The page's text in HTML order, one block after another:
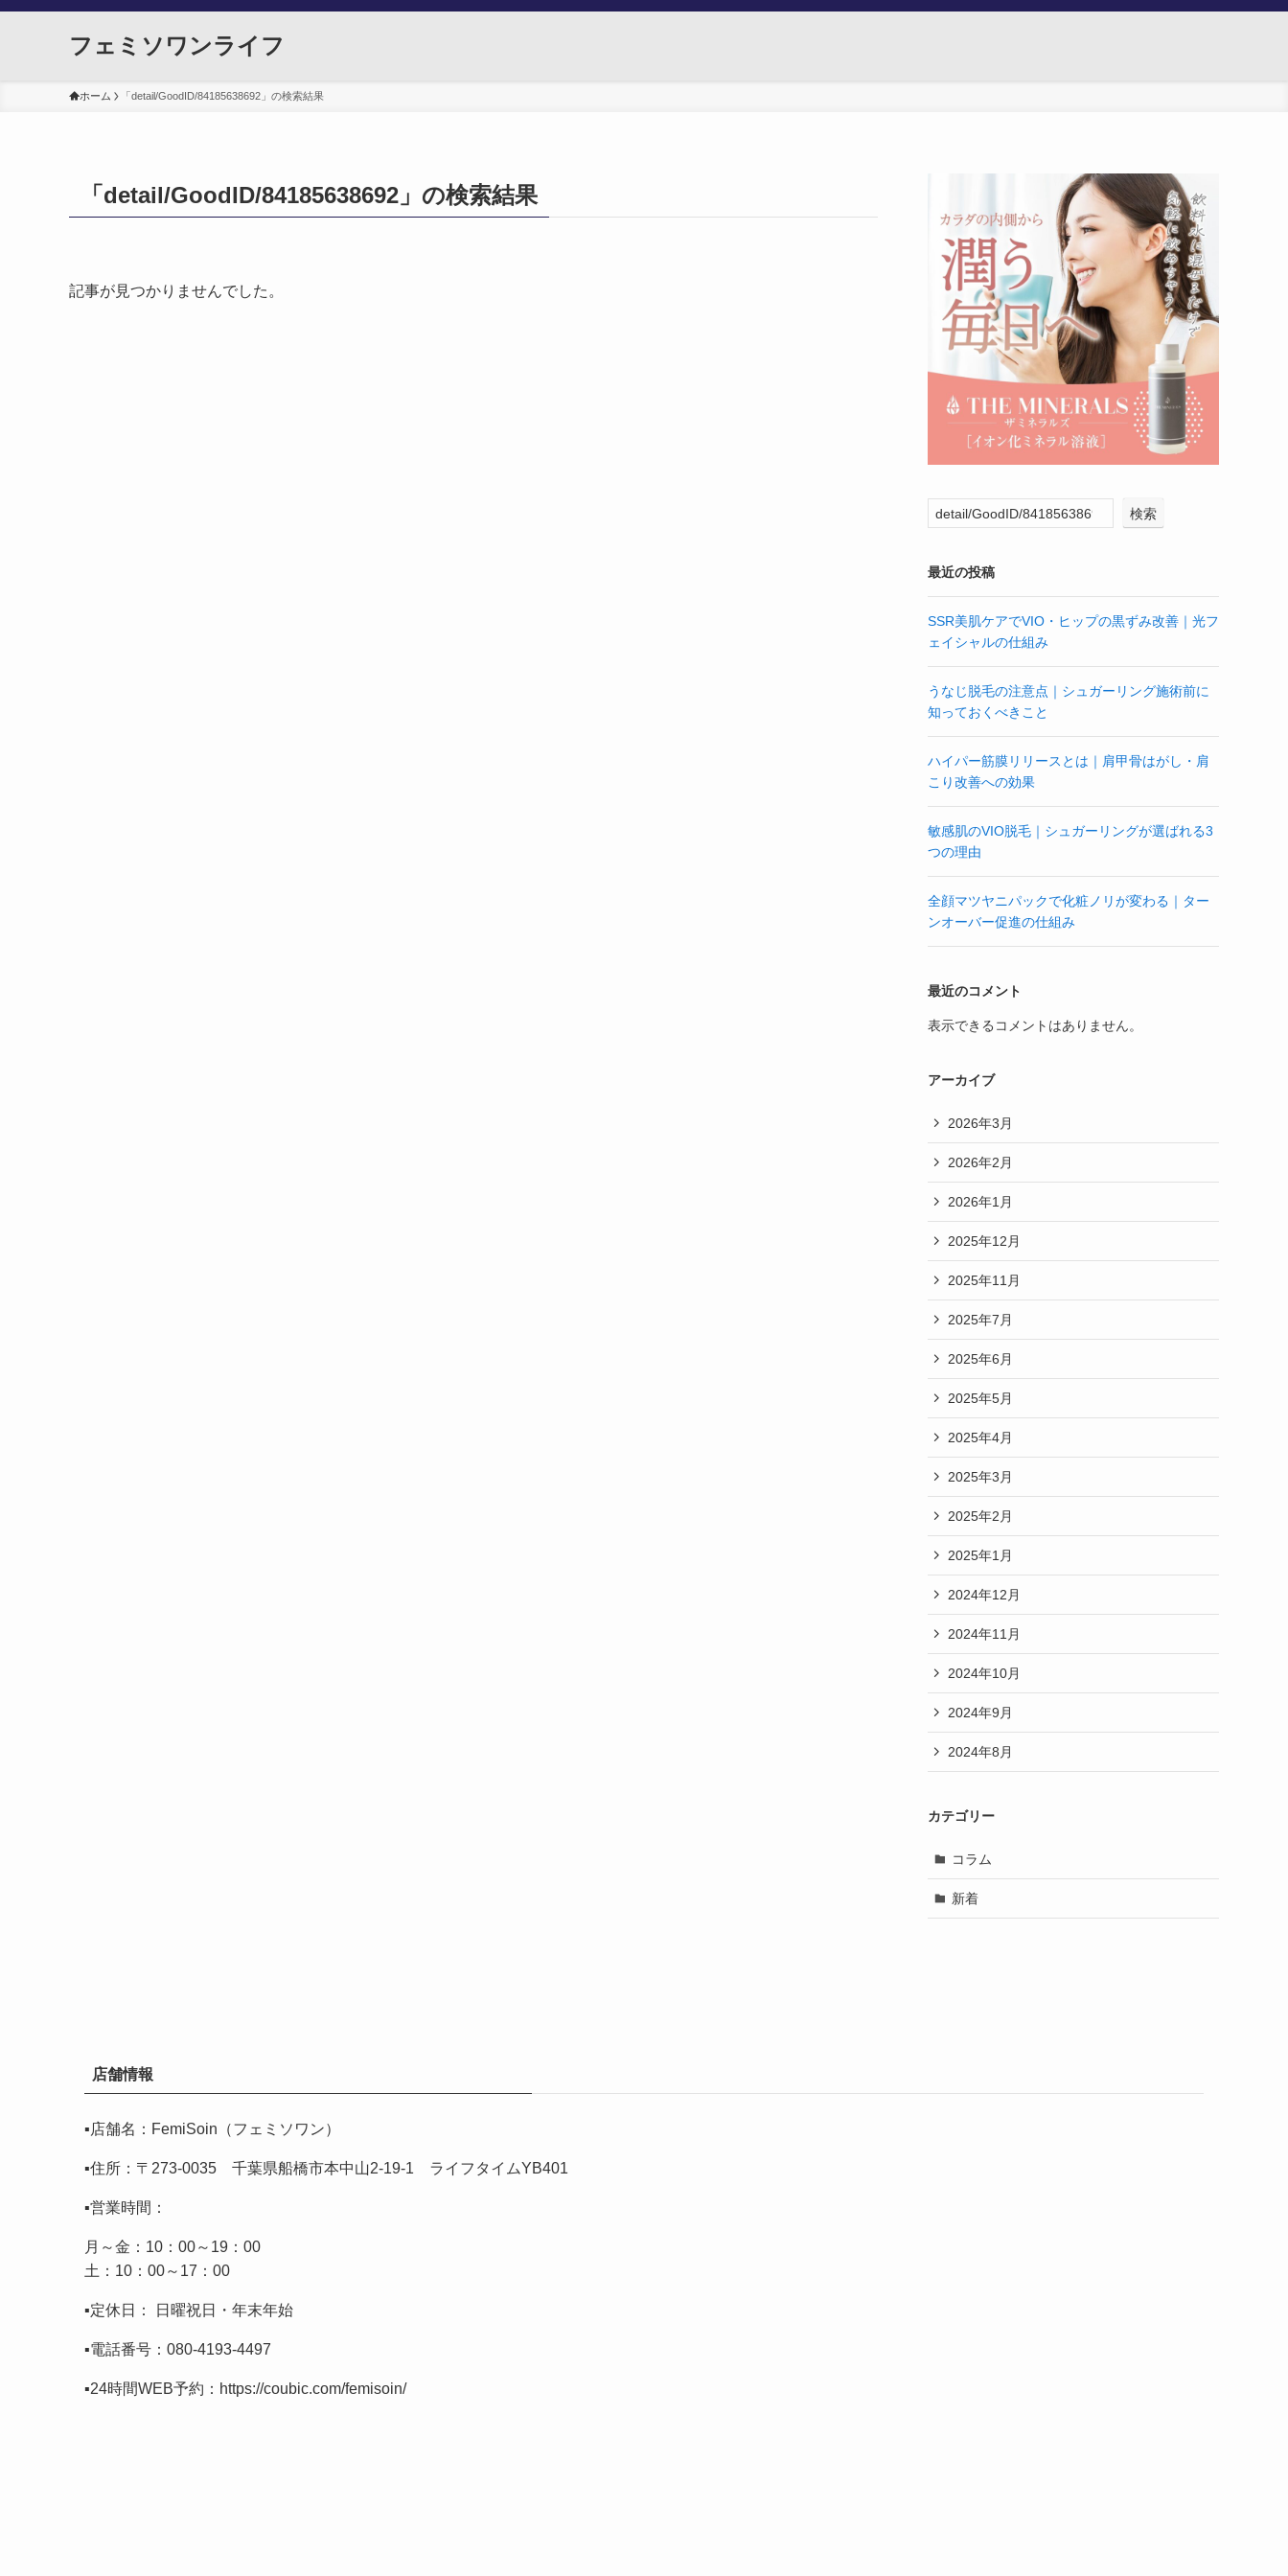
フェミソワンライフ
ホーム 「detail/GoodID/84185638692」の検索結果
「detail/GoodID/84185638692」の検索結果
記事が見つかりませんでした。
検索
最近の投稿
SSR美肌ケアでVIO・ヒップの黒ずみ改善｜光フ
ェイシャルの仕組み
うなじ脱毛の注意点｜シュガーリング施術前に
知っておくべきこと
ハイパー筋膜リリースとは｜肩甲骨はがし・肩
こり改善への効果
敏感肌のVIO脱毛｜シュガーリングが選ばれる3
つの理由
全顔マツヤニパックで化粧ノリが変わる｜ター
ンオーバー促進の仕組み
最近のコメント
表示できるコメントはありません。
アーカイブ
2026年3月
2026年2月
2026年1月
2025年12月
2025年11月
2025年7月
2025年6月
2025年5月
2025年4月
2025年3月
2025年2月
2025年1月
2024年12月
2024年11月
2024年10月
2024年9月
2024年8月
カテゴリー
コラム
新着
店舗情報
▪️店舗名：FemiSoin（フェミソワン）
▪️住所：〒273-0035 千葉県船橋市本中山2-19-1 ライフタイムYB401
▪️営業時間：
月～金：10：00～19：00
土：10：00～17：00
▪️定休日： 日曜祝日・年末年始
▪️電話番号： 080-4193-4497
▪️24時間WEB予約： https://coubic.com/femisoin/